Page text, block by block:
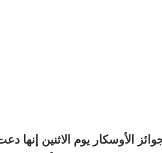
الأوسكار يوم الاثنين إنها